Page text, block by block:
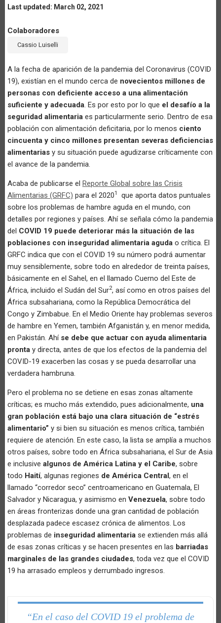
Last updated: March 02, 2021
Colaboradores
Cassio Luiselli
A la fecha de aparición de la pandemia del Coronavirus (COVID
19), existían en el mundo cerca de novecientos millones de
personas con deficiente acceso a una alimentación
suficiente y adecuada. Es por esto por lo que el desafío a la
seguridad alimentaria es particularmente serio. Dentro de esa
población con alimentación deficitaria, por lo menos ciento
cincuenta y cinco millones presentan severas deficiencias
alimentarias y su situación puede agudizarse críticamente con
el avance de la pandemia.
Acaba de publicarse el Reporte Global sobre las Crisis
Alimentarias (GRFC) para el 20201
que aporta datos puntuales
sobre los problemas de hambre aguda en el mundo, con
detalles por regiones y países. Ahí se señala cómo la pandemia
del COVID 19 puede deteriorar más la situación de las
poblaciones con inseguridad alimentaria aguda o crítica. El
GRFC indica que con el COVID 19 su número podrá aumentar
muy sensiblemente, sobre todo en alrededor de treinta países,
básicamente en el Sahel, en el llamado Cuerno del Este de
África, incluido el Sudán del Sur2, así como en otros países del
África subsahariana, como la República Democrática del
Congo y Zimbabue. En el Medio Oriente hay problemas severos
de hambre en Yemen, también Afganistán y, en menor medida,
en Pakistán. Ahí se debe que actuar con ayuda alimentaria
pronta y directa, antes de que los efectos de la pandemia del
COVID-19 exacerben las cosas y se pueda desarrollar una
verdadera hambruna.
Pero el problema no se detiene en esas zonas altamente
críticas; es mucho más extendido, pues adicionalmente, una
gran población está bajo una clara situación de “estrés
alimentario” y si bien su situación es menos crítica, también
requiere de atención. En este caso, la lista se amplía a muchos
otros países, sobre todo en África subsahariana, el Sur de Asia
e inclusive algunos de América Latina y el Caribe, sobre
todo Haití, algunas regiones de América Central, en el
llamado “corredor seco” centroamericano en Guatemala, El
Salvador y Nicaragua, y asimismo en Venezuela, sobre todo
en áreas fronterizas donde una gran cantidad de población
desplazada padece escasez crónica de alimentos. Los
problemas de inseguridad alimentaria se extienden más allá
de esas zonas críticas y se hacen presentes en las barriadas
marginales de las grandes ciudades, toda vez que el COVID
19 ha arrasado empleos y derrumbado ingresos.
“En el caso del COVID 19 el problema de